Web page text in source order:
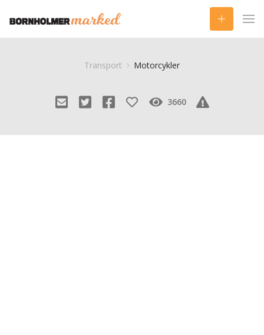
Transport Motorcykler
3660